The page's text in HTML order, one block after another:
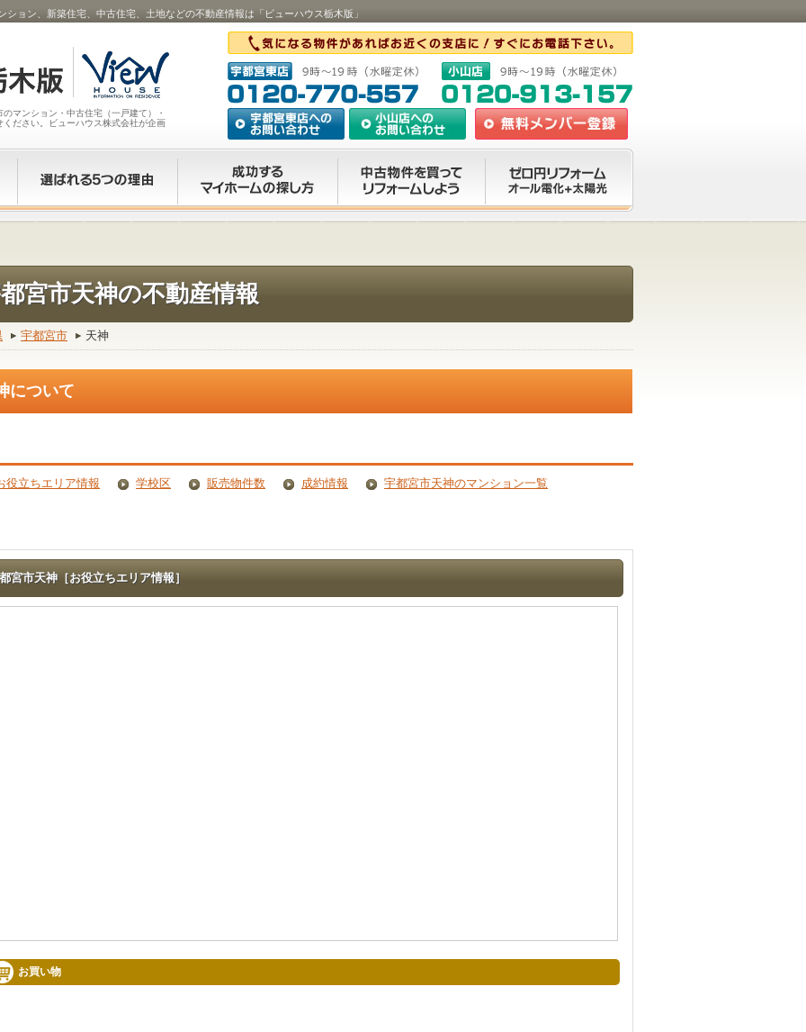
ョン、新築住宅、中古住宅、土地などの不動産情報は「ビューハウス栃木版」
マンション・中古住宅（一戸建て）・
ださい。ビューハウス株式会社が企画
宮市天神の不動産情報
宇都宮市 天神
について
役立ちエリア情報 学校区 販売物件数 成約情報 宇都宮市天神のマンション一覧
宮市天神［お役立ちエリア情報］
お買い物